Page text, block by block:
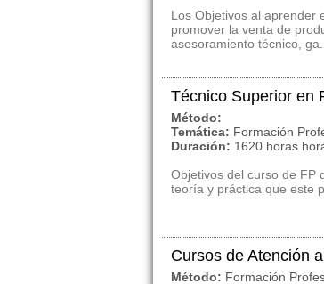
Los Objetivos al aprender
promover la venta de
asesoramiento técnico, ga...
Técnico Superior en
Método:
Temática: Formación
Duración: 1620 horas
Objetivos del curso de FP
teoría y práctica que este
Cursos de Atención
Método: Formación